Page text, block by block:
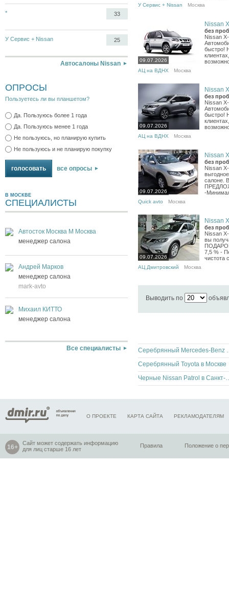
* 33
У Сервис + Nissan 25
Автосалоны Nissan
ОПРОСЫ
Пользуетесь ли вы планшетом?
Да. Пользуюсь более 1 года
Да. Пользуюсь менее 1 года
Не пользуюсь, но планирую купить
Не пользуюсь и не планирую покупку
все опросы
В МОСКВЕ
СПЕЦИАЛИСТЫ
Автосток Москва М Москва
менеджер салона
Андрей Марков
менеджер салона
mark-avto
Михаил КИТТО
менеджер салона
Все специалисты
У Сервис + Nissan Москва
09.07.2026
Nissan
без
Nissan
быстро!
АЦ на ВДНХ Москва
09.07.2026
Nissan
без
Nissan
быстро!
АЦ на ВДНХ Москва
09.07.2026
Nissan
без
Nissan
салоне.
-
Quick avto Москва
09.07.2026
Nissan
без
Nissan
вы
7,5 % -
чистота
АЦ Дмитровский Москва
Выводить по
Серебрянный Toyota в Москве
О ПРОЕКТЕ КАРТА САЙТА РЕКЛАМОДАТЕЛЯМ
Сайт может содержать информацию
для лиц старше 16 лет
Правила Положение о